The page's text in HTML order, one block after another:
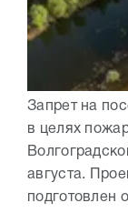
Запрет на
в целях
августа.
подготовлен